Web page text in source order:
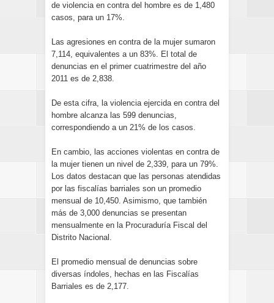
de violencia en contra del hombre es de 1,480
casos, para un 17%.
Las agresiones en contra de la mujer sumaron
7,114, equivalentes a un 83%. El total de
denuncias en el primer cuatrimestre del año
2011 es de 2,838.
De esta cifra, la violencia ejercida en contra del
hombre alcanza las 599 denuncias,
correspondiendo a un 21% de los casos.
En cambio, las acciones violentas en contra de
la mujer tienen un nivel de 2,339, para un 79%.
Los datos destacan que las personas atendidas
por las fiscalías barriales son un promedio
mensual de 10,450. Asimismo, que también
más de 3,000 denuncias se presentan
mensualmente en la Procuraduría Fiscal del
Distrito Nacional.
El promedio mensual de denuncias sobre
diversas índoles, hechas en las Fiscalías
Barriales es de 2,177.